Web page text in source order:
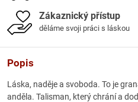
Zákaznický přístup
děláme svoji práci s láskou
Popis
Láska, naděje a svoboda. To je
anděla. Talisman, který chrání a